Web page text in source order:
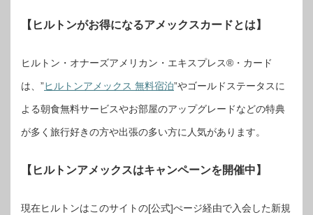
【ヒルトンがお得になるアメックスカードとは】
ヒルトン・オナーズアメリカン・エキスプレス®・カード
は、”ヒルトンアメックス 無料宿泊”やゴールドステータスに
よる朝食無料サービスやお部屋のアップグレードなどの特典
が多く旅行好きの方や出張の多い方に人気があります。
【ヒルトンアメックスはキャンペーンを開催中】
現在ヒルトンはこのサイトの[公式]ぺージ経由で入会した新規